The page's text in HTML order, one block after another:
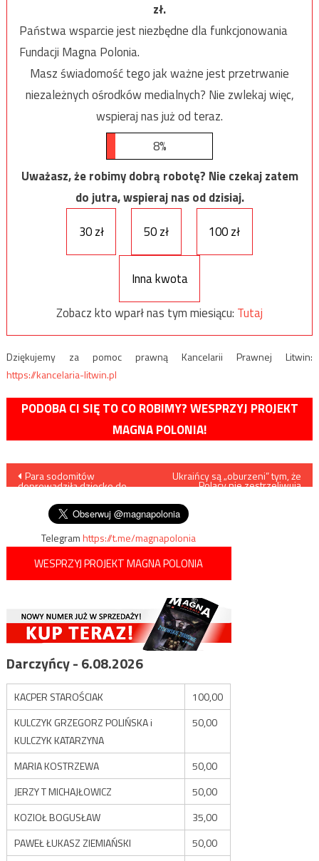
zł.
Państwa wsparcie jest niezbędne dla funkcjonowania
Fundacji Magna Polonia.
Masz świadomość tego jak ważne jest przetrwanie
niezależnych ośrodków medialnych? Nie zwlekaj więc,
wspieraj nas już od teraz.
8%
Uważasz, że robimy dobrą robotę? Nie czekaj zatem
do jutra, wspieraj nas od dzisiaj.
30 zł
50 zł 100 zł
Inna kwota
Zobacz kto wparł nas tym miesiącu: Tutaj
Dziękujemy za pomoc prawną Kancelarii Prawnej Litwin:
https://kancelaria-litwin.pl
PODOBA CI SIĘ TO CO ROBIMY? WESPRZYJ PROJEKT
MAGNA POLONIA!
Nawigacja
wpisu
Para sodomitów
doprowadziła dziecko do
Ukraińcy są „oburzeni” tym, że
Polacy nie zestrzeliwują
Telegramhttps://t.me/magnapolonia
WESPRZYJ PROJEKT MAGNA POLONIA
Darczyńcy - 6.08.2026
KACPER STAROŚCIAK
100,00
KULCZYK GRZEGORZ POLIŃSKA i
KULCZYK KATARZYNA
50,00
MARIA KOSTRZEWA
50,00
JERZY T MICHAJŁOWICZ
50,00
KOZIOŁ BOGUSŁAW
35,00
PAWEŁ ŁUKASZ ZIEMIAŃSKI
50,00